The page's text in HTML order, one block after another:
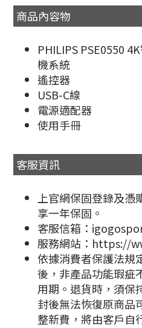
商品內容物
PHILIPS PSE0550
機系統
遙控器
USB-C線
電源適配器
使用手冊
客服資訊
上官網保固登錄及憑
享一年保固。
客服信箱：
服務網站：https://
依據消費者保護法規
後，非產品功能瑕疵
用期。退貨時，須保
封後無法恢復原商品
整新費，將由客戶自